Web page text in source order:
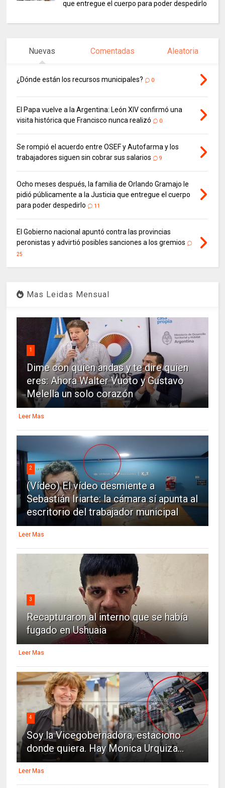
que entregue el cuerpo para poder despedirlo
Nuevas Comentadas Aleatoria
¿Dónde están los recursos municipales? 0
El Papa vuelve a la Argentina: León XIV confirmó una
visita histórica que Francisco nunca realizó
0
Se rompió el acuerdo entre OSEF y Autofarma y los
trabajadores siguen sin cobrar sus salarios
9
Ocho meses después, la familia de Orlando Gramajo le
pidió públicamente a la Justicia que entregue el cuerpo
para poder despedirlo
11
El Gobierno nacional apuntó contra las provincias
peronistas y advirtió posibles sanciones a los gremios
25
Mas Leidas Mensual
1
Dime con quien andas y te dire quien
eres: Ahora Walter Vuoto y Gustavo
Melella un solo corazón
Leer Mas
2
(Vídeo) El vídeo desmiente a
Sebastián Iriarte: la cámara sí apunta al
escritorio del trabajador municipal
Leer Mas
3
Recapturaron al interno que se había
fugado en Ushuaia
Leer Mas
4
Soy la Vicegobernadora, estaciono
donde quiera. Hay Monica Urquiza...
Leer Mas